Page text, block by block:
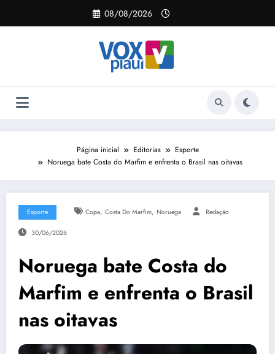
o
08/08/2026
Página inicial Editorias
Esporte
Noruega bate Costa do Marfim e enfrenta o Brasil nas oitavas
Esporte Copa, Costa Do Marfim, Noruega Redação
30/06/2026
Noruega bate Costa do
Marfim e enfrenta o Brasil
nas oitavas